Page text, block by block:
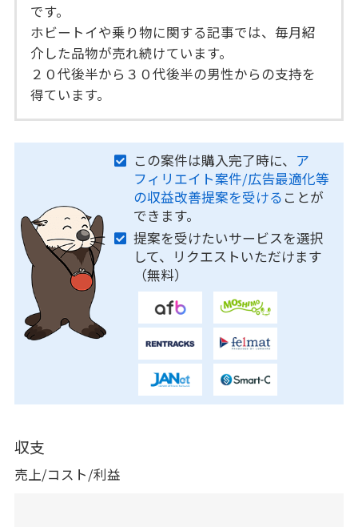
です。
ホビートイや乗り物に関する記事では、毎月紹
介した品物が売れ続けています。
２０代後半から３０代後半の男性からの支持を
得ています。
この案件は購入完了時に、 ア
フィリエイト案件/広告最適化等
の収益改善提案を受ける ことが
できます。
提案を受けたいサービスを選択
して、リクエストいただけます
（無料）
収支
売上/コスト/利益